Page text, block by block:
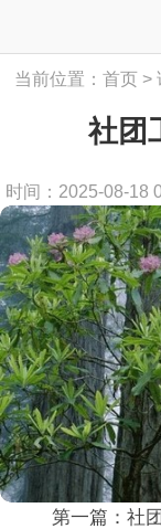
当前位置：首页 >
社团
时间：2025-08-18
第一篇：社